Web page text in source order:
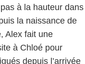
à la hauteur dans
la naissance de
Alex fait une
à Chloé pour
depuis l’arrivée